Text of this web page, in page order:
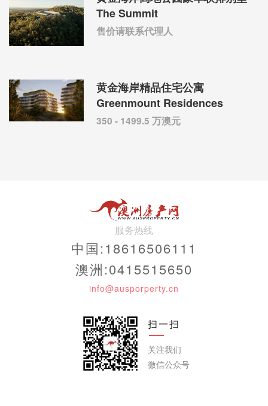
The Summit
售价请联系代理人
黄金海岸精品住宅公寓
Greenmount Residences
350 - 1499.5 万澳元
服务热线
中国:18616506111
澳洲:0415515650
info@ausporperty.cn
扫一扫
关注我们
微信公众号